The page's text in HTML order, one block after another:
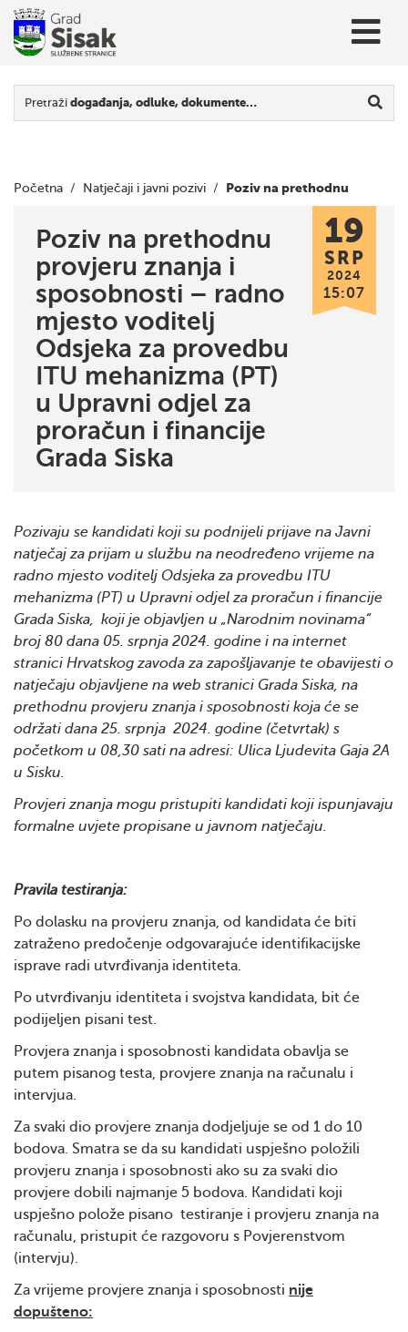
Pretraži događanja, odluke, dokumente…
Početna / Natječaji i javni pozivi / Poziv na prethodnu
provjeru znanja i sposobnosti – radno mjesto voditelj
Odsjeka za provedbu ITU mehanizma (PT) u Upravni odjel za
proračun i financije Grada Siska
Poziv na prethodnu
provjeru znanja i
sposobnosti – radno
mjesto voditelj
Odsjeka za provedbu
ITU mehanizma (PT)
u Upravni odjel za
proračun i financije
Grada Siska
19
SRP
2024
15:07
Pozivaju se kandidati koji su podnijeli prijave na Javni
natječaj za prijam u službu na neodređeno vrijeme na
radno mjesto voditelj Odsjeka za provedbu ITU
mehanizma (PT) u Upravni odjel za proračun i financije
Grada Siska, koji je objavljen u „Narodnim novinama“
broj 80 dana 05. srpnja 2024. godine i na internet
stranici Hrvatskog zavoda za zapošljavanje te obavijesti o
natječaju objavljene na web stranici Grada Siska, na
prethodnu provjeru znanja i sposobnosti koja će se
održati dana 25. srpnja 2024. godine (četvrtak) s
početkom u 08,30 sati na adresi: Ulica Ljudevita Gaja 2A
u Sisku.
Provjeri znanja mogu pristupiti kandidati koji ispunjavaju
formalne uvjete propisane u javnom natječaju.
Pravila testiranja:
Po dolasku na provjeru znanja, od kandidata će biti
zatraženo predočenje odgovarajuće identifikacijske
isprave radi utvrđivanja identiteta.
Po utvrđivanju identiteta i svojstva kandidata, bit će
podijeljen pisani test.
Provjera znanja i sposobnosti kandidata obavlja se
putem pisanog testa, provjere znanja na računalu i
intervjua.
Za svaki dio provjere znanja dodjeljuje se od 1 do 10
bodova. Smatra se da su kandidati uspješno položili
provjeru znanja i sposobnosti ako su za svaki dio
provjere dobili najmanje 5 bodova. Kandidati koji
uspješno polože pisano testiranje i provjeru znanja na
računalu, pristupit će razgovoru s Povjerenstvom
(intervju).
Za vrijeme provjere znanja i sposobnosti nije
dopušteno: